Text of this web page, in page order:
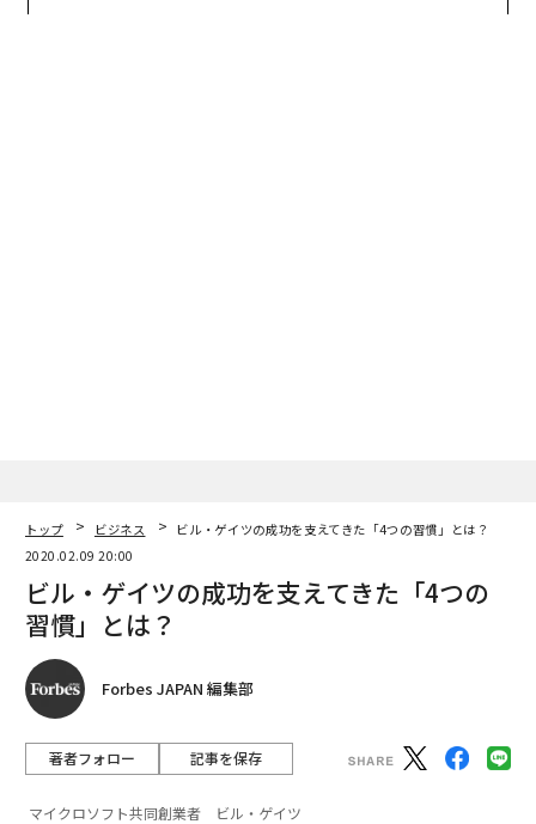
トップ ビジネス
ビル・ゲイツの成功を支えてきた「4つの習慣」とは？
2020.02.09 20:00
ビル・ゲイツの成功を支えてきた「4つの
習慣」とは？
Forbes JAPAN 編集部
著者フォロー 記事を保存
マイクロソフト共同創業者 ビル・ゲイツ